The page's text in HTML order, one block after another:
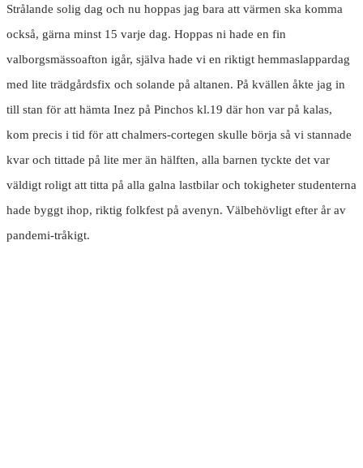
Strålande solig dag och nu hoppas jag bara att värmen ska komma
också, gärna minst 15 varje dag. Hoppas ni hade en fin
valborgsmässoafton igår, själva hade vi en riktigt hemmaslappardag
med lite trädgårdsfix och solande på altanen. På kvällen åkte jag in
till stan för att hämta Inez på Pinchos kl.19 där hon var på kalas,
kom precis i tid för att chalmers-cortegen skulle börja så vi stannade
kvar och tittade på lite mer än hälften, alla barnen tyckte det var
väldigt roligt att titta på alla galna lastbilar och tokigheter studenterna
hade byggt ihop, riktig folkfest på avenyn. Välbehövligt efter år av
pandemi-tråkigt.